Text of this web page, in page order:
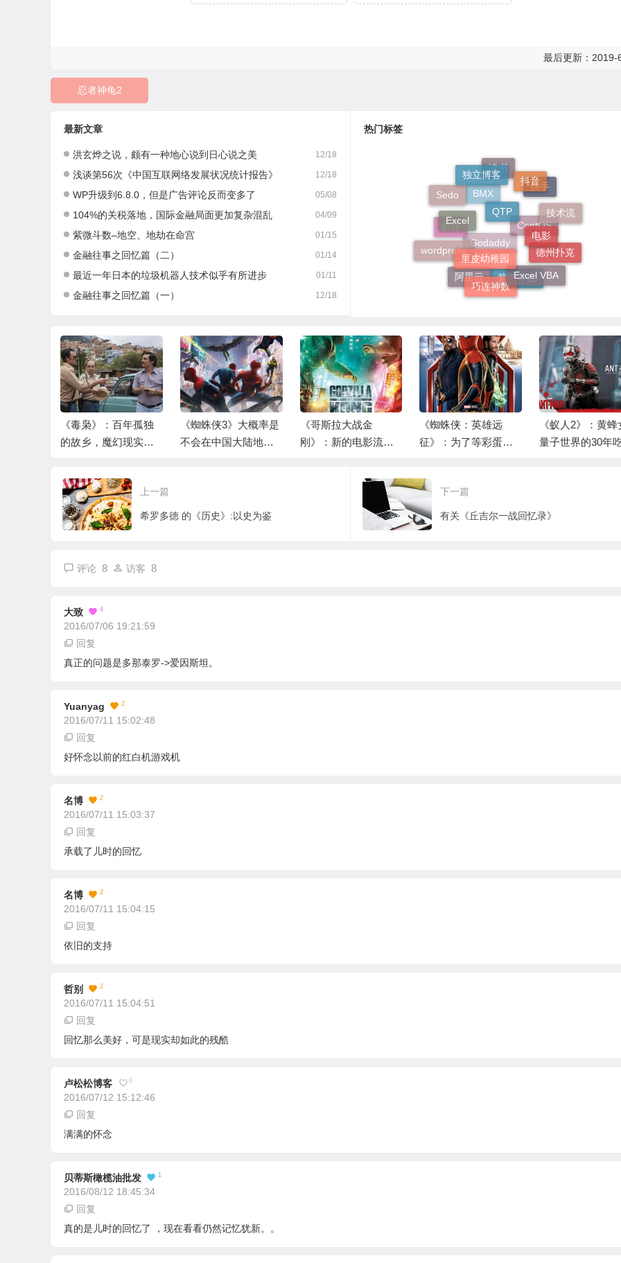
最后更新：2019-
忍者神龟2
最新文章
12/18
洪玄烨之说，颇有一种地心说到日心说之美
12/18
浅谈第56次《中国互联网络发展状况统计报告》
05/08
WP升级到6.8.0，但是广告评论反而变多了
04/09
104%的关税落地，国际金融局面更加复杂混乱
01/15
紫微斗数–地空、地劫在命宫
01/14
金融往事之回忆篇（二）
01/11
最近一年日本的垃圾机器人技术似乎有所进步
12/18
金融往事之回忆篇（一）
热门标签
BMX
读书
快手
CentOS
Godaddy
影评
Sedo
独立博客 抖音
技术流
德州扑克
紫微斗数
阿里云
wordpress
Excel
QTP
电影
Excel VBA
巧连神数
里皮幼稚园
《毒枭》：百年孤独
的故乡，魔幻现实的
《蜘蛛侠3》大概率是
不会在中国大陆地区
《哥斯拉大战金
刚》：新的电影流派
《蜘蛛侠：英雄远
征》：为了等彩蛋我
等到了一对小绿人
《蚁人2》：黄蜂
量子世界的30年
上一篇
希罗多德 的《历史》:以史为鉴
下一篇
有关《丘吉尔一战回忆录》
评论 8 访客 8
大致 4
2016/07/06 19:21:59
回复
真正的问题是多那泰罗->爱因斯坦。
Yuanyag 2
2016/07/11 15:02:48
回复
好怀念以前的红白机游戏机
名博 2
2016/07/11 15:03:37
回复
承载了儿时的回忆
名博 2
2016/07/11 15:04:15
回复
依旧的支持
哲别 2
2016/07/11 15:04:51
回复
回忆那么美好，可是现实却如此的残酷
卢松松博客 0
2016/07/12 15:12:46
回复
满满的怀念
贝蒂斯橄榄油批发 1
2016/08/12 18:45:34
回复
真的是儿时的回忆了 ，现在看看仍然记忆犹新。。